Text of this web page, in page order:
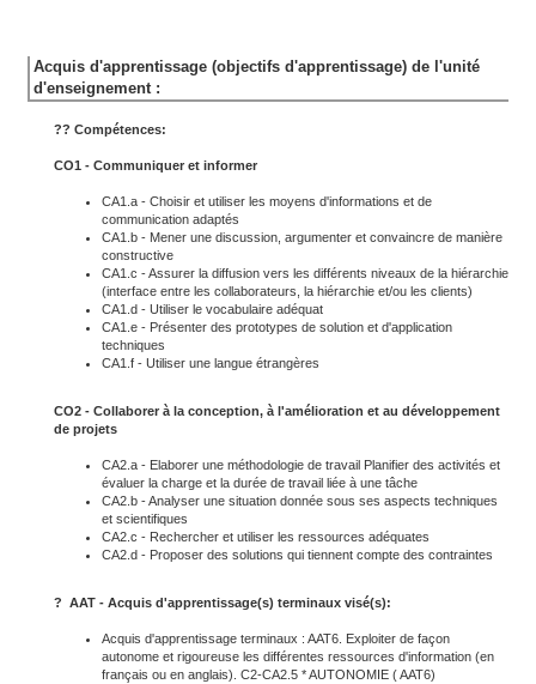
Acquis d'apprentissage (objectifs d'apprentissage) de l'unité
d'enseignement :
?? Compétences:
CO1 - Communiquer et informer
CA1.a - Choisir et utiliser les moyens d'informations et de
communication adaptés
CA1.b - Mener une discussion, argumenter et convaincre de manière
constructive
CA1.c - Assurer la diffusion vers les différents niveaux de la hiérarchie
(interface entre les collaborateurs, la hiérarchie et/ou les clients)
CA1.d - Utiliser le vocabulaire adéquat
CA1.e - Présenter des prototypes de solution et d'application
techniques
CA1.f - Utiliser une langue étrangères
CO2 - Collaborer à la conception, à l'amélioration et au développement
de projets
CA2.a - Elaborer une méthodologie de travail Planifier des activités et
évaluer la charge et la durée de travail liée à une tâche
CA2.b - Analyser une situation donnée sous ses aspects techniques
et scientifiques
CA2.c - Rechercher et utiliser les ressources adéquates
CA2.d - Proposer des solutions qui tiennent compte des contraintes
? AAT - Acquis d'apprentissage(s) terminaux visé(s):
Acquis d'apprentissage terminaux : AAT6. Exploiter de façon
autonome et rigoureuse les différentes ressources d'information (en
français ou en anglais). C2-CA2.5 * AUTONOMIE ( AAT6)